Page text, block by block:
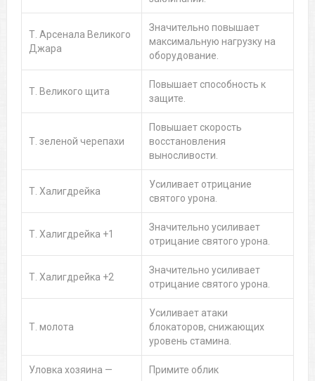
Т. Арсенала Великого
Джара
Значительно повышает
максимальную нагрузку на
оборудование.
Т. Великого щита
Повышает способность к
защите.
Т. зеленой черепахи
Повышает скорость
восстановления
выносливости.
Т. Халигдрейка
Усиливает отрицание
святого урона.
Т. Халигдрейка +1
Значительно усиливает
отрицание святого урона.
Т. Халигдрейка +2
Значительно усиливает
отрицание святого урона.
Т. молота
Усиливает атаки
блокаторов, снижающих
уровень стамина.
Уловка хозяина —
Примите облик